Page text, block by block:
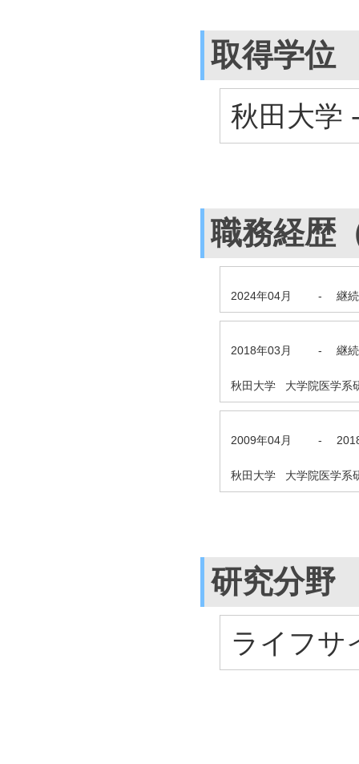
取得学位
秋田大学
職務経歴
2024年04月 - 継
2018年03月 - 継
秋田大学 大学院医学
2009年04月 -
秋田大学 大学院医学
研究分野
ライフサ